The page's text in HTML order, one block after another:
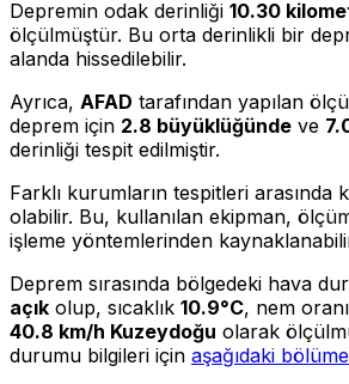
Depremin odak derinliği 10.30
ölçülmüştür. Bu orta derinlikli bir
alanda hissedilebilir.
Ayrıca, AFAD tarafından yapılan
deprem için 2.8 büyüklüğünde ve
derinliği tespit edilmiştir.
Farklı kurumların tespitleri arasında
olabilir. Bu, kullanılan ekipman,
işleme yöntemlerinden
Deprem sırasında bölgedeki hava
açık olup, sıcaklık 10.9°C, nem oranı
40.8 km/h Kuzeydoğu olarak
durumu bilgileri için aşağıdaki bölüme